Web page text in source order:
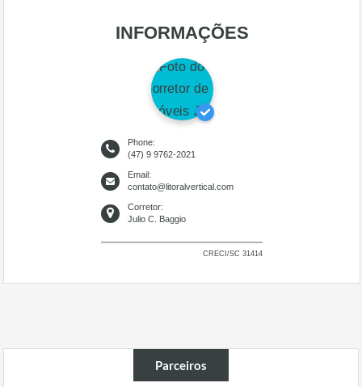
INFORMAÇÕES
Phone:
(47) 9 9762-2021
Email:
contato@litoralvertical.com
Corretor:
Julio C. Baggio
CRECI/SC 31414
Parceiros